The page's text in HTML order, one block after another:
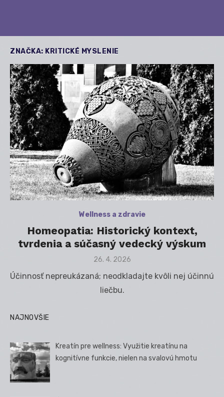
ZNAČKA: KRITICKÉ MYSLENIE
Wellness a zdravie
Homeopatia: Historický kontext,
tvrdenia a súčasný vedecký výskum
Posted
26. 4. 2026
Účinnosť nepreukázaná; neodkladajte kvôli nej účinnú
liečbu.
NAJNOVŠIE
Kreatín pre wellness: Využitie kreatínu na
kognitívne funkcie, nielen na svalovú hmotu